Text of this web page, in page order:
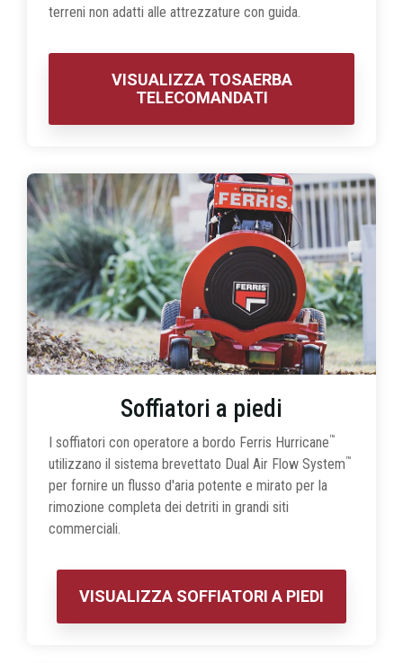
terreni non adatti alle attrezzature con guida.
VISUALIZZA TOSAERBA
TELECOMANDATI
Soffiatori a piedi
I soffiatori con operatore a bordo Ferris Hurricane™
utilizzano il sistema brevettato Dual Air Flow System™
per fornire un flusso d'aria potente e mirato per la
rimozione completa dei detriti in grandi siti
commerciali.
VISUALIZZA SOFFIATORI A PIEDI